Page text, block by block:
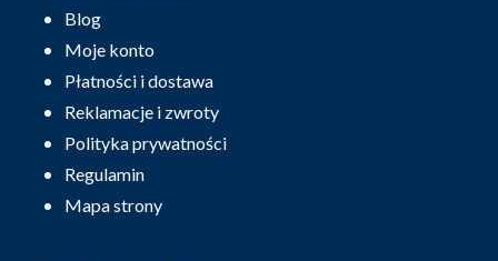
Blog
Moje konto
Płatności i dostawa
Reklamacje i zwroty
Polityka prywatności
Regulamin
Mapa strony